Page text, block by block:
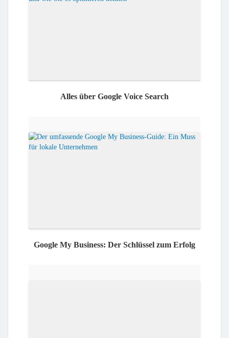
Alles über Google Voice Search
Google My Business: Der Schlüssel zum Erfolg